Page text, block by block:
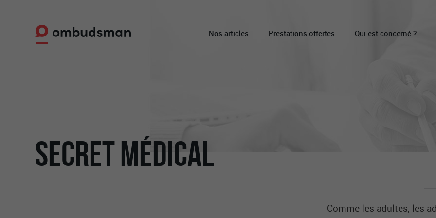
Nos articles Prestations offertes Qui est concerné ?
SECRET MÉDICAL
Comme les adultes, les